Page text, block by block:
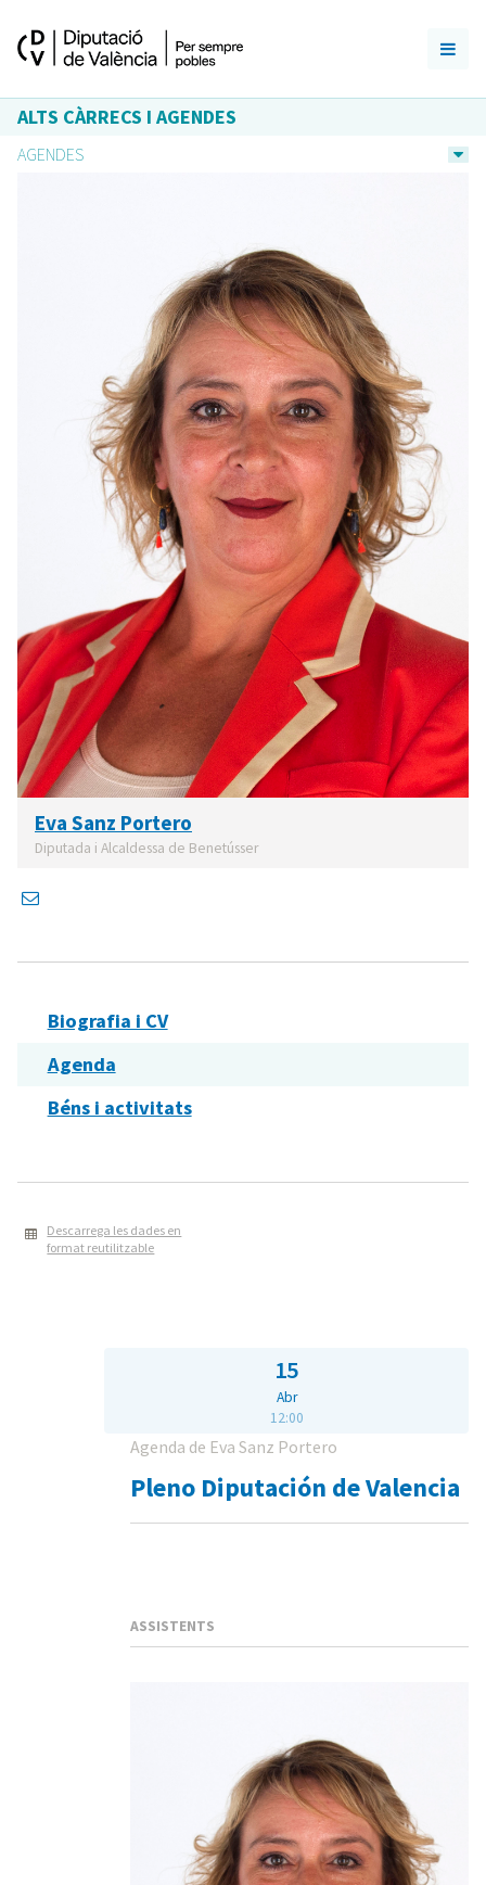
ALTS CÀRRECS I AGENDES
AGENDES
Eva Sanz Portero
Diputada i Alcaldessa de Benetússer
Biografia i CV
Agenda
Béns i activitats
Descarrega les dades en
format reutilitzable
15
Abr
12:00
Agenda de Eva Sanz Portero
Pleno Diputación de Valencia
ASSISTENTS